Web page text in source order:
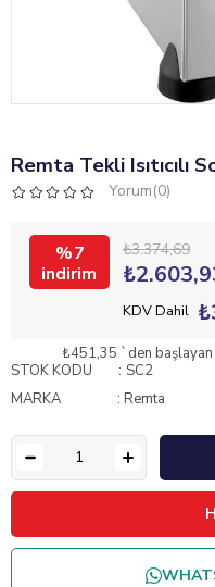
Remta Tekli Isıtıcılı
Yorum(0)
7 ₺3.374,69
KDV Dahil
₺451,35 `den
STOK KODU
SC2
MARKA
: Remta